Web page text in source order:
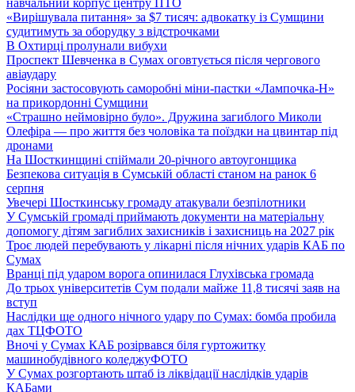
навчальний корпус центру ПТО
«Вирішувала питання» за $7 тисяч: адвокатку із Сумщини
судитимуть за оборудку з відстрочками
В Охтирці пролунали вибухи
Проспект Шевченка в Сумах оговтується після чергового
авіаудару
Росіяни застосовують саморобні міни-пастки «Лампочка-Н»
на прикордонні Сумщини
«Страшно неймовірно було». Дружина загиблого Миколи
Олефіра — про життя без чоловіка та поїздки на цвинтар під
дронами
На Шосткинщині спіймали 20-річного автоугонщика
Безпекова ситуація в Сумській області станом на ранок 6
серпня
Увечері Шосткинську громаду атакували безпілотники
У Сумській громаді приймають документи на матеріальну
допомогу дітям загиблих захисників і захисниць на 2027 рік
Троє людей перебувають у лікарні після нічних ударів КАБ по
Сумах
Вранці під ударом ворога опинилася Глухівська громада
До трьох університетів Сум подали майже 11,8 тисячі заяв на
вступ
Наслідки ще одного нічного удару по Сумах: бомба пробила
дах ТЦФОТО
Вночі у Сумах КАБ розірвався біля гуртожитку
машинобудівного коледжуФОТО
У Сумах розгортають штаб із ліквідації наслідків ударів
КАБами